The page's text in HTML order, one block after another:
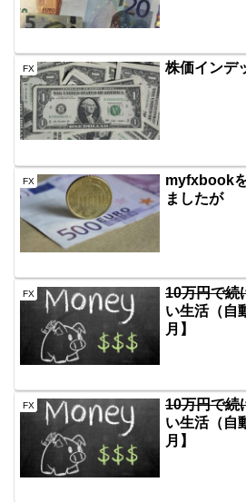
FX 株価インデ
FX
myfxbook
ましたが
FX 10万円で続
い生活（自
月】
FX 10万円で続
い生活（自
月】